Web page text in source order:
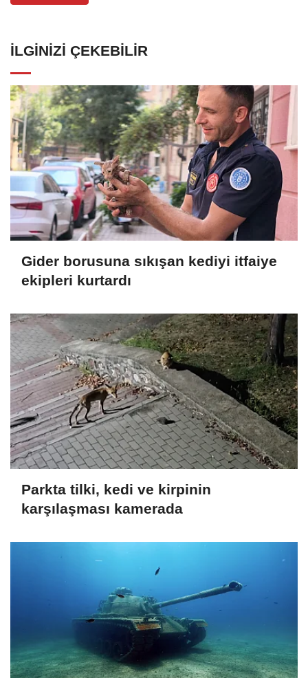
İLGINIZI ÇEKEBILIR
Gider borusuna sıkışan kediyi itfaiye
ekipleri kurtardı
Parkta tilki, kedi ve kirpinin
karşılaşması kamerada